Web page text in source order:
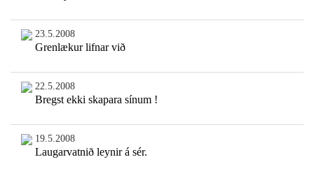
23.5.2008
Grenlækur lifnar við
22.5.2008
Bregst ekki skapara sínum !
19.5.2008
Laugarvatnið leynir á sér.